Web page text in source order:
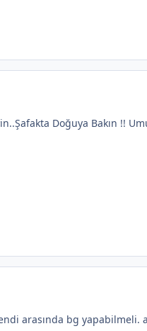
Doğuya Bakın !!
arasında bg